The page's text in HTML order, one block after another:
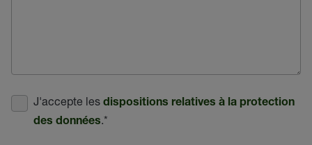
J'accepte les dispositions relatives à la protection
des données.*